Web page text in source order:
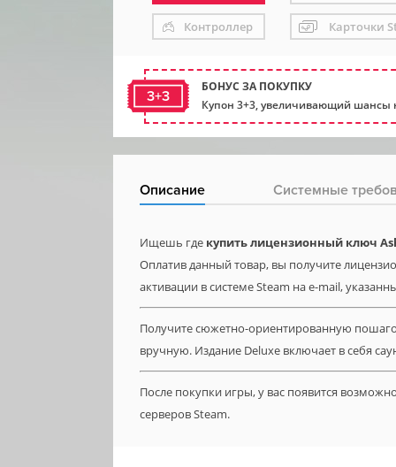
Контроллер Карточки
3+3
БОНУС ЗА ПОКУПКУ
Купон 3+3, увеличивающий шансы
Описание Системные
Ищешь где купить лицензионный ключ
Оплатив данный товар, вы получите
активации в системе Steam на e-mail,
Получите сюжетно-ориентированную
вручную. Издание Deluxe включает в себя
После покупки игры, у вас появится
серверов Steam.